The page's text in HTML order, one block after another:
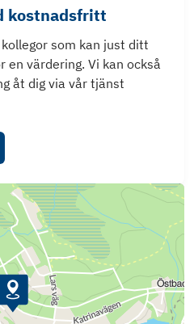
kostnadsfritt
som kan just ditt
en värdering. Vi kan också
åt dig via vår tjänst